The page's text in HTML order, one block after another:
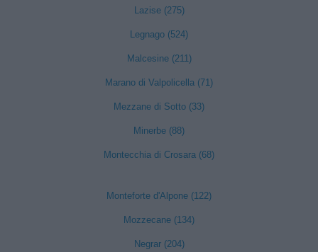
Lazise (275)
Legnago (524)
Malcesine (211)
Marano di Valpolicella (71)
Mezzane di Sotto (33)
Minerbe (88)
Montecchia di Crosara (68)
Monteforte d'Alpone (122)
Mozzecane (134)
Negrar (204)